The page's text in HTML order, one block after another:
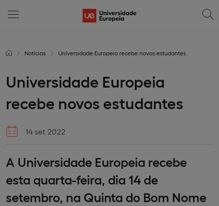
Notícias Universidade Europeia recebe novos estudantes
Universidade Europeia
recebe novos estudantes
14 set 2022
A Universidade Europeia recebe
esta quarta-feira, dia 14 de
setembro, na Quinta do Bom Nome